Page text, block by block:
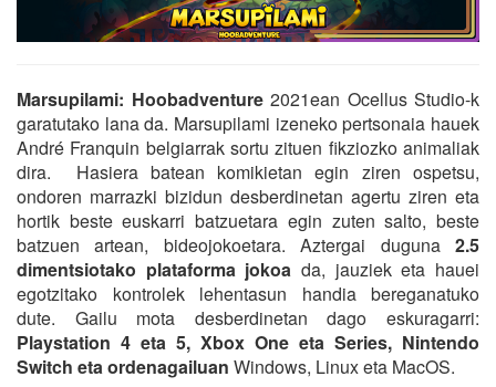
Marsupilami: Hoobadventure2021ean Ocellus Studio-k
garatutako lana da. Marsupilami izeneko pertsonaia hauek
André Franquin belgiarrak sortu zituen fikziozko animaliak
dira. Hasiera batean komikietan egin ziren ospetsu,
ondoren marrazki bizidun desberdinetan agertu ziren eta
hortik beste euskarri batzuetara egin zuten salto, beste
batzuen artean, bideojokoetara. Aztergai duguna 2.5
dimentsiotako plataforma jokoa da, jauziek eta hauei
egotzitako kontrolek lehentasun handia bereganatuko
dute. Gailu mota desberdinetan dago eskuragarri:
Playstation 4 eta 5, Xbox One eta Series, Nintendo
Switch eta ordenagailuan Windows, Linux eta MacOS.